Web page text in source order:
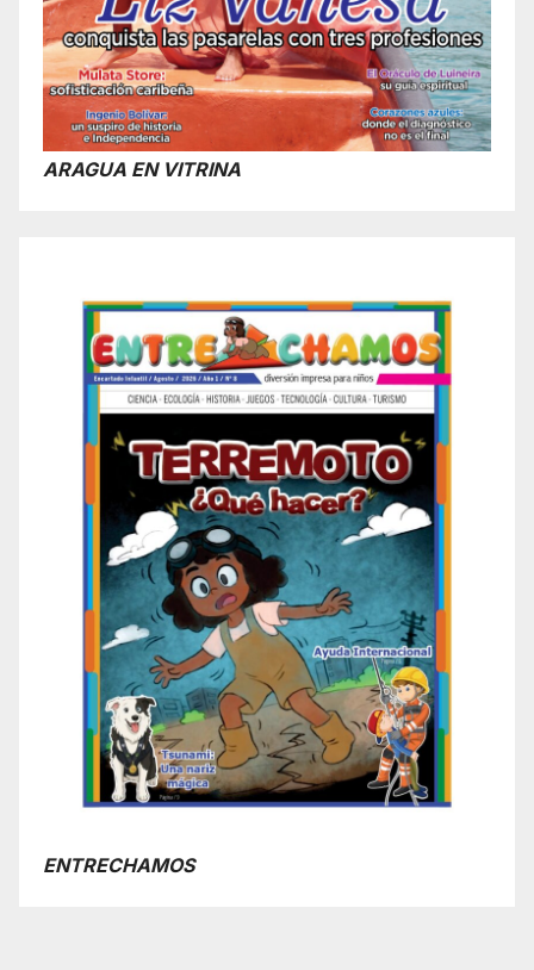
ARAGUA EN VITRINA
ENTRECHAMOS